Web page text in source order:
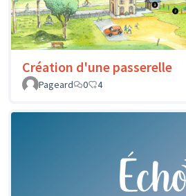
Création d'une passerelle
Pageard
0 4